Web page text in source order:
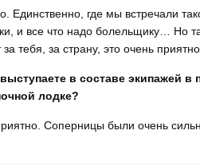
где мы встречали
и все что надо болельщику… Но
тебя, за страну, это очень приятно.
в составе экипажей в
лодке?
Соперницы были очень